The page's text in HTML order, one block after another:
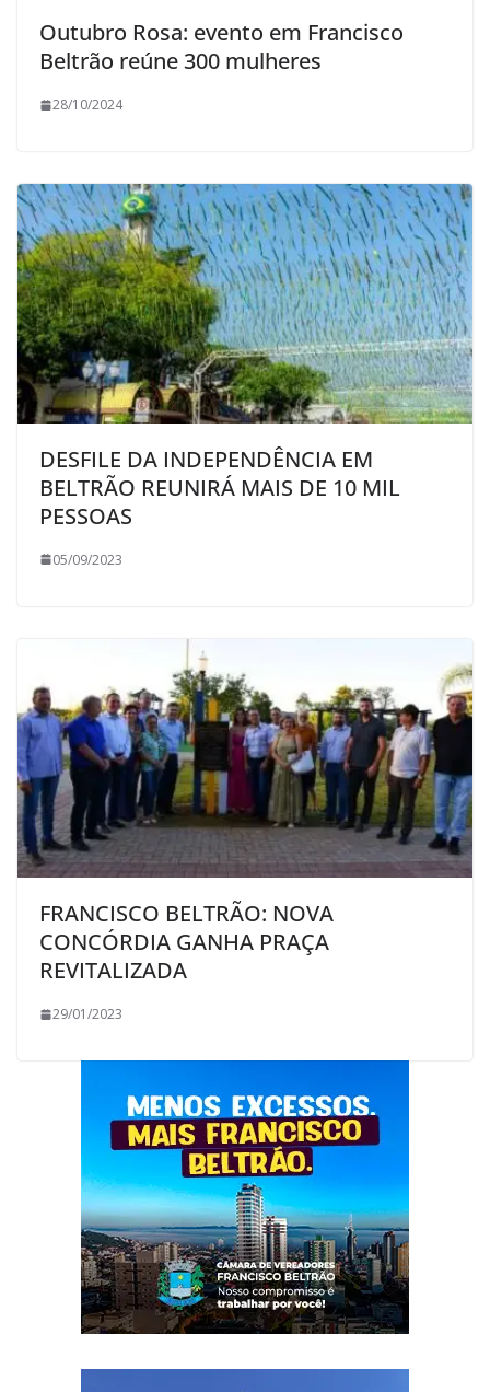
Outubro Rosa: evento em Francisco
Beltrão reúne 300 mulheres
28/10/2024
DESFILE DA INDEPENDÊNCIA EM
BELTRÃO REUNIRÁ MAIS DE 10 MIL
PESSOAS
05/09/2023
FRANCISCO BELTRÃO: NOVA
CONCÓRDIA GANHA PRAÇA
REVITALIZADA
29/01/2023